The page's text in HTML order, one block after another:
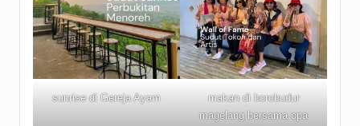
sunrise di Gereja Ayam
makan di borobudur
magelang bersama opa